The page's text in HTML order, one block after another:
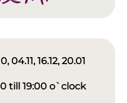
04.11, 16.12, 20.01
till 19:00 o`clock